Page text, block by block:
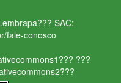
SAC:
fale-conosco
???